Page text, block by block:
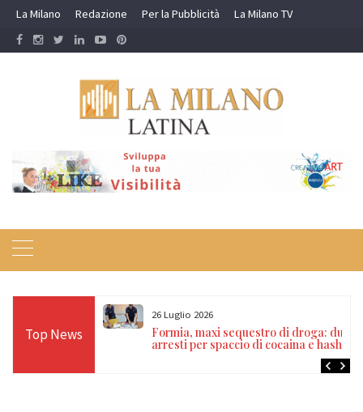
Skip
content
La Milano Redazione Per la Pubblicità La Milano TV
Top News
di Stato
26 Luglio 2026
Formia, maxi sequestro di droga: due
arresti per spaccio di cocaina e hashish